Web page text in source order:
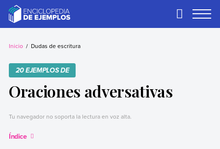
contentEjemplos
Necesitas ejemplos.
Primary
Inicio Dudas de escritura
20 EJEMPLOS DE
Oraciones adversativas
Tu navegador no soporta la lectura en voz alta.
Índice